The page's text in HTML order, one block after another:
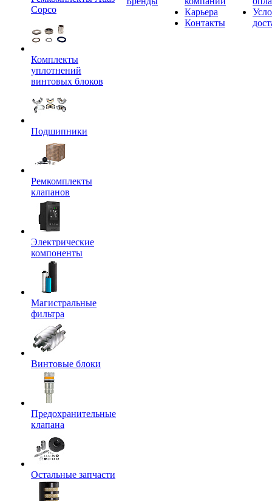
Copco
Комплекты
уплотнений
винтовых блоков
Подшипники
Ремкомплекты
клапанов
Электрические
компоненты
Магистральные
фильтра
Винтовые блоки
Предохранительные
клапана
Остальные запчасти
Карьера
Контакты